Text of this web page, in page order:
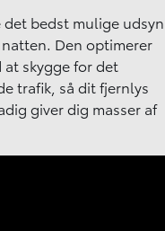
bedst mulige udsyn
Den optimerer
skygge for det
trafik, så dit fjernlys
giver dig masser af